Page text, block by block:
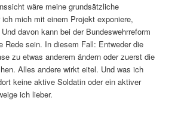
wäre meine grundsätzliche
mich mit einem Projekt exponiere,
davon kann bei der Bundeswehrreform
Rede sein. In diesem Fall: Entweder die
zu etwas anderem ändern oder zuerst die
Alles andere wirkt eitel. Und was ich
keine aktive Soldatin oder ein aktiver
ich lieber.